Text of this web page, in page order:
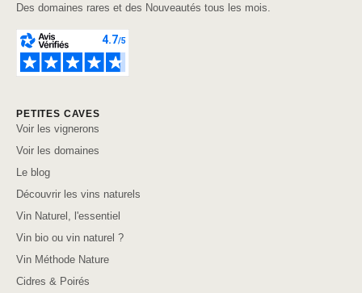
Des domaines rares et des Nouveautés tous les mois.
PETITES CAVES
Voir les vignerons
Voir les domaines
Le blog
Découvrir les vins naturels
Vin Naturel, l'essentiel
Vin bio ou vin naturel ?
Vin Méthode Nature
Cidres & Poirés